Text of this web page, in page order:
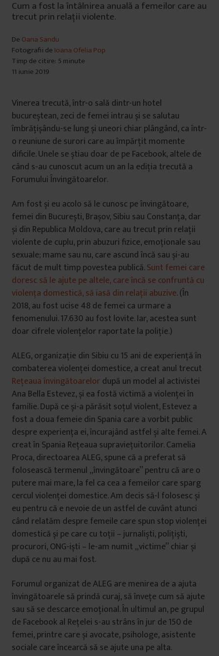
Cum a fost la întâlnirea anuală a femeilor care au
trecut prin relații violente.
De Oana Sandu
Fotografii de Ioana Ofelia Pop
Timp de citire: 5 minute
11 iunie 2019
Vinerea trecută, într-o sală dintr-un hotel
bucureștean, zeci de femei intrau și se salutau
îmbrățișându-se lung și uneori chiar plângând, ca într-
o reuniune de surori care au împărțit momente
dificile. Unele se știau doar de pe Facebook, altele de
când s-au cunoscut acum un an la ediția trecută a
Forumului Învingătoarelor.
Am fost și eu acolo să le cunosc pe învingătoare,
femei din București, Brașov, Sibiu sau Constanța, dar
și din Republica Moldova, care au trecut prin relații
violente de cuplu, prin abuzuri fizice, emoționale sau
sexuale; mame sau nu, care ascund încă sau și-au
făcut de mult timp povestea publică.Sunt femei care
doresc să le ajute pe altele, care încă se confruntă cu
violența domestică, să iasă din relații abuzive. (În
2018, au fost ucise 48 de femei ca urmare a
fenomenului. 17.630 au fost lovite. Iar, acestea sunt
doar cifrele violențelor raportate la poliție.)
ALEG, organizație din Sibiu cu 15 ani de experiență în
combaterea violenței domestice, a creat anul trecut
Rețeaua învingătoarelor după un model al activistei
Ana Bella Estevez, și ea fostă victimă a violenței în
familie. După ce și-a părăsit soțul violent, Estevez a
fost a doua femeie din Spania care a vorbit public
despre experiența ei, încurajând astfel și alte femei. A
creat în Spania Rețeaua supraviețuitorilor. Camelia
Proca, directoarea ALEG, spune că a preferat să
folosească termenul „învingătoare” pentru că are o
putere mai mare, la fel ca cea a femeilor care sparg
cercul violenței domestice. Am decis să-l folosesc și
eu pentru că e nevoie de un astfel de cuvânt atunci
când relatăm despre femeile care spun stop violenței
domestică și pe care cu toții – jurnaliști, polițiști,
procurori, ONG-iști – le-am numit „victime” chiar și
după ce nu au mai fost.
Forumul organizat de ALEG are menirea de a ajuta
învingătoarele să prindă curaj, să învețe cum să ajute
sau să se descarce emoțional. În ultimul an, pe grupul
de Facebook al Rețelei s-au strâns în jur de 150 de
femei, printre care și avocate, psihologe, asistente
sociale care încearcă să se ajute una pe alta.